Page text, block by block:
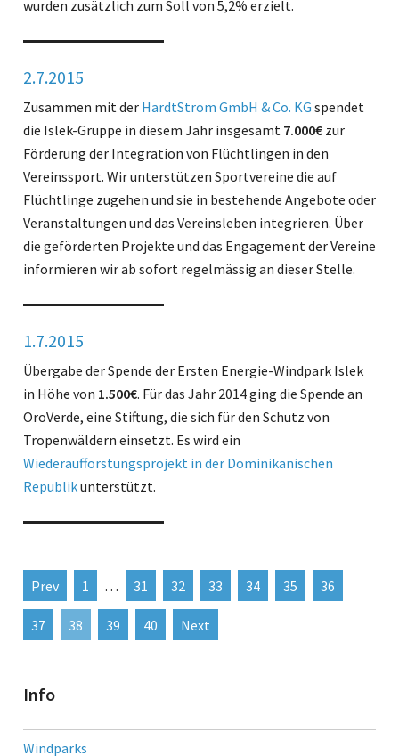
wurden zusätzlich zum Soll von 5,2% erzielt.
2.7.2015
Zusammen mit der HardtStrom GmbH & Co. KG spendet
die Islek-Gruppe in diesem Jahr insgesamt 7.000€ zur
Förderung der Integration von Flüchtlingen in den
Vereinssport. Wir unterstützen Sportvereine die auf
Flüchtlinge zugehen und sie in bestehende Angebote oder
Veranstaltungen und das Vereinsleben integrieren. Über
die geförderten Projekte und das Engagement der Vereine
informieren wir ab sofort regelmässig an dieser Stelle.
1.7.2015
Übergabe der Spende der Ersten Energie-Windpark Islek
in Höhe von 1.500€. Für das Jahr 2014 ging die Spende an
OroVerde, eine Stiftung, die sich für den Schutz von
Tropenwäldern einsetzt. Es wird ein
Wiederaufforstungsprojekt in der Dominikanischen
Republikunterstützt.
Prev 1 … 31 32 33 34 35 36
37 38 39 40 Next
Info
Windparks